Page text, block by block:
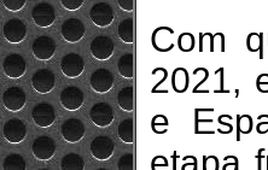
Com
2021,
e